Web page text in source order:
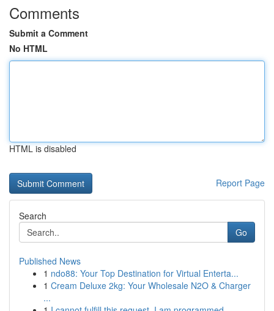
Comments
Submit a Comment
No HTML
HTML is disabled
Report Page
Search
Go
Published News
1 ndo88: Your Top Destination for Virtual Enterta...
1 Cream Deluxe 2kg: Your Wholesale N2O & Charger
...